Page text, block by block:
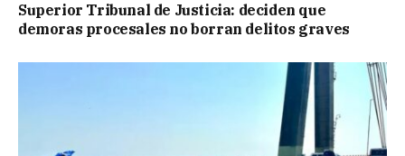
Superior Tribunal de Justicia: deciden que
demoras procesales no borran delitos graves